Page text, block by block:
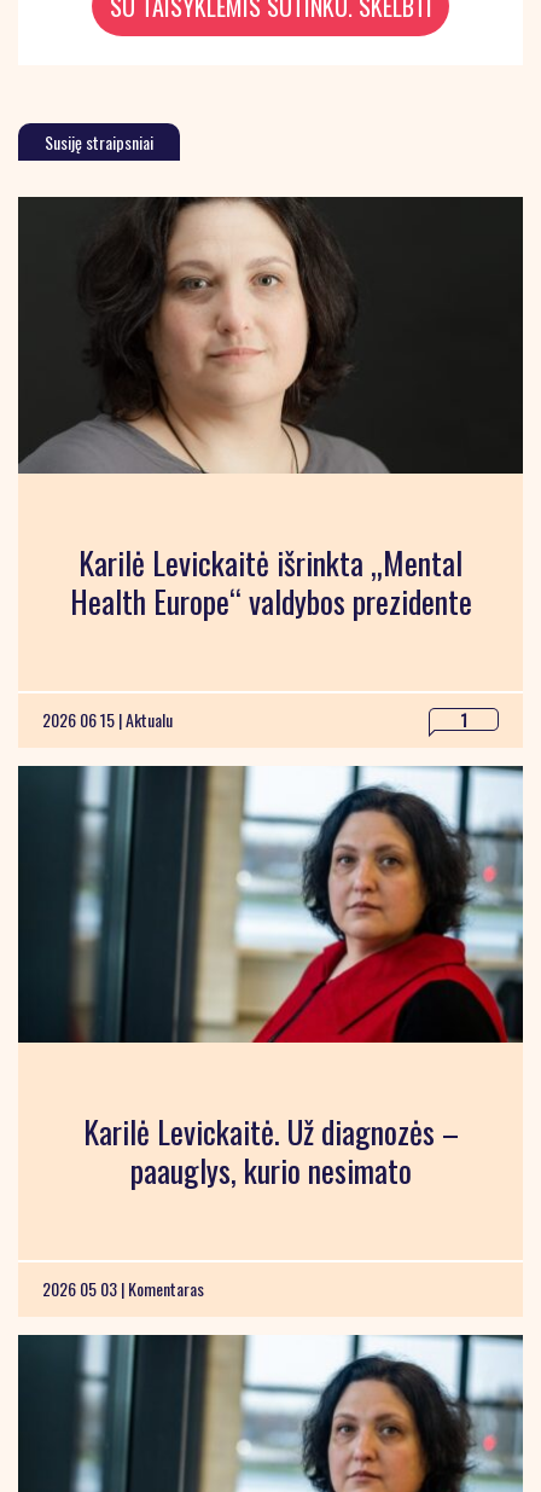
Susiję straipsniai
Karilė Levickaitė išrinkta „Mental
Health Europe“ valdybos prezidente
2026 06 15 |Aktualu 1
Karilė Levickaitė. Už diagnozės –
paauglys, kurio nesimato
2026 05 03 |Komentaras